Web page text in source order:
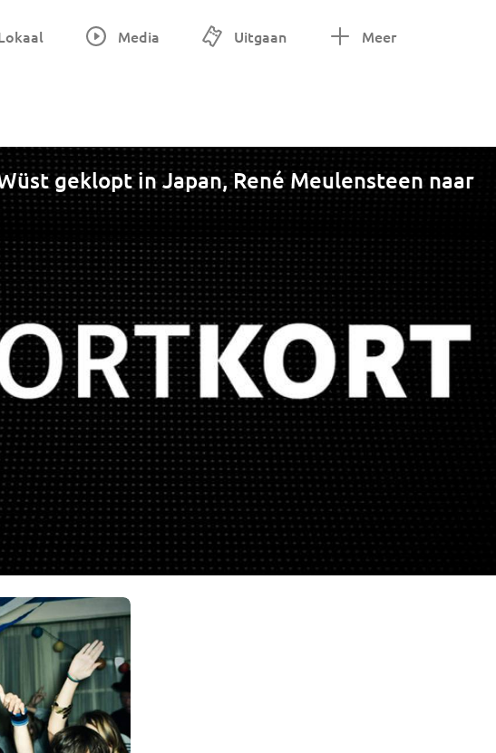
Media Uitgaan Meer
geklopt in Japan, René Meulensteen naar